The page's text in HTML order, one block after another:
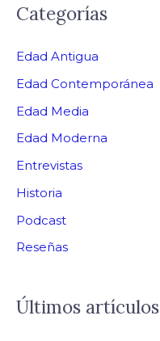
Categorías
Edad Antigua
Edad Contemporánea
Edad Media
Edad Moderna
Entrevistas
Historia
Podcast
Reseñas
Últimos artículos